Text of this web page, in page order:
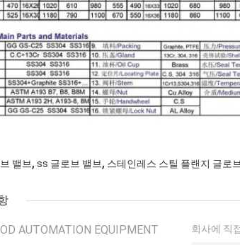
밸브, ss 글로브 밸브, 스테인레스 스틸 플랜지 글로
AUTOMATION EQUIPMENT
회사에 직